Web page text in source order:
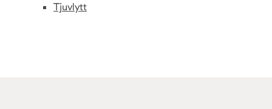
Tjuvlytt